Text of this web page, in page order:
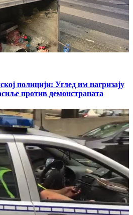
полицији: Углед им нагризају
против демонстраната